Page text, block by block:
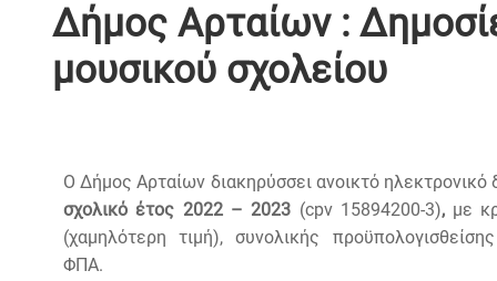
Δήμος Αρταίων :
μουσικού σχολείου
Ο Δήμος Αρταίων διακηρύσσει ανοικτό
σχολικό έτος 2022 – 2023 (cpv 15894200-3),με
(χαμηλότερη τιμή), συνολικής
ΦΠΑ. Οι προσφορές